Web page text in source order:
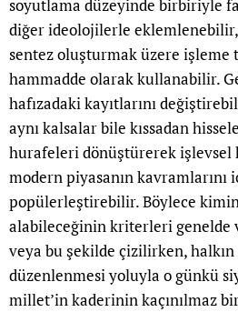
soyutlama düzeyinde birbiriyle
diğer ideolojilerle
sentez oluşturmak üzere işleme
hammadde olarak kullanabilir.
hafızadaki kayıtlarını
aynı kalsalar bile kıssadan
hurafeleri dönüştürerek işlevsel
modern piyasanın kavramlarını
popülerleştirebilir. Böylece
alabileceğinin kriterleri genelde
veya bu şekilde çizilirken, halkın
düzenlenmesi yoluyla o günkü
millet’in kaderinin kaçınılmaz